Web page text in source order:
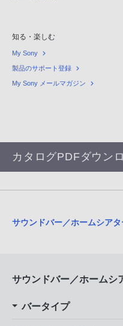
知る・楽しむ
My Sony
製品のサポート登録
My Sony メールマガジン
カタログPDFダウン
サウンドバー／ホームシア
サウンドバー／ホームシ
バータイプ